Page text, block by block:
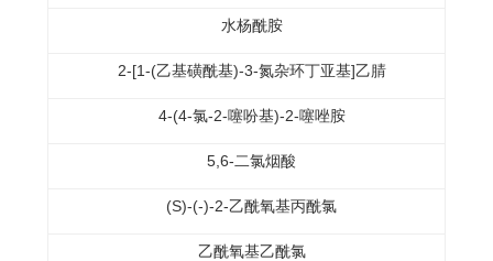
水杨酰胺
2-[1-(乙基磺酰基)-3-氮杂环丁亚基]乙腈
4-(4-氯-2-噻吩基)-2-噻唑胺
5,6-二氯烟酸
(S)-(-)-2-乙酰氧基丙酰氯
乙酰氧基乙酰氯